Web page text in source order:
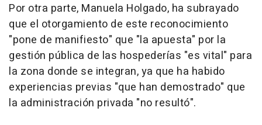
Por otra parte, Manuela Holgado, ha subrayado
que el otorgamiento de este reconocimiento
"pone de manifiesto" que "la apuesta" por la
gestión pública de las hospederías "es vital" para
la zona donde se integran, ya que ha habido
experiencias previas "que han demostrado" que
la administración privada "no resultó".